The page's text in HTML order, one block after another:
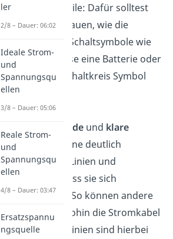
für die Bauteile: Dafür solltest
du dir anschauen, wie die
wichtigsten Schaltsymbole wie
beispielsweise eine Batterie oder
Lampe als Schaltkreis Symbol
aussehen.
gerade und klare
Linien
: Zeichne deutlich
erkennbare Linien und
vermeide, dass sie sich
überlappen. So können andere
erkennen, wohin die Stromkabel
führen. Die Linien sind hierbei
ler
2/8 – Dauer: 06:02
Ideale Strom-
und
Spannungsqu
ellen
3/8 – Dauer: 05:06
Reale Strom-
und
Spannungsqu
ellen
4/8 – Dauer: 03:47
Ersatzspannu
ngsquelle